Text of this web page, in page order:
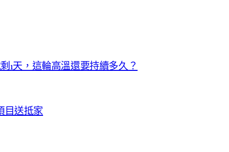
1天，這輪高溫還要持續多久？
目送抵家